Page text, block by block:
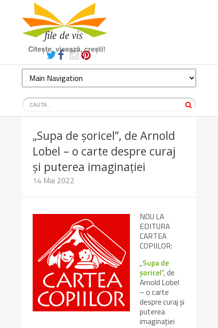
Citește, visează, crești!
„Supa de șoricel”, de Arnold
Lobel – o carte despre curaj
și puterea imaginației
14 Mai 2022
NOU LA
EDITURA
CARTEA
COPIILOR:
„Supa de
șoricel”, de
Arnold Lobel
– o carte
despre curaj și
puterea
imaginației